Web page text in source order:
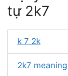
tự 2k7
k 7 2k
2k7 meaning